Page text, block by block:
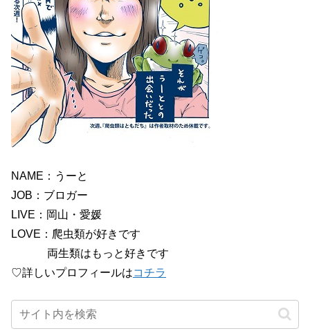
NAME：うーと
JOB：ブロガー
LIVE：岡山・愛媛
LOVE：爬虫類が好きです
両生類はもっと好きです
♡詳しいプロフィールはコチラ